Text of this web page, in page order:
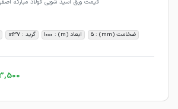
قیمت ورق اسید شویی فولاد مبارکه
ضخامت (mm) : 5 ابعاد (m) : 1000 گرید : st37